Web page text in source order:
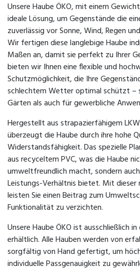
Unsere Haube ÖKO, mit einem
ideale Lösung, um Gegenstände die
zuverlässig vor Sonne, Wind, Regen
Wir fertigen diese langlebige Haube
Maßen an, damit sie perfekt zu Ihrer
bieten wir Ihnen eine flexible und
Schutzmöglichkeit, die Ihre
schlechtem Wetter optimal schützt –
Gärten als auch für gewerbliche
Hergestellt aus strapazierfähigem
überzeugt die Haube durch ihre hohe
Widerstandsfähigkeit. Das spezielle
aus recyceltem PVC, was die Haube
umweltfreundlich macht, sondern
Leistungs-Verhältnis bietet. Mit dieser
leisten Sie einen Beitrag zum
Funktionalität zu verzichten.
Unsere Haube ÖKO ist ausschließlich
erhältlich. Alle Hauben werden von
sorgfältig von Hand gefertigt, um
individuelle Passgenauigkeit zu